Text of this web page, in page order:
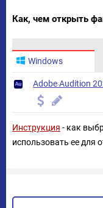
Как, чем открыть
Windows
Adobe Audition
Инструкция - как
использовать ее для